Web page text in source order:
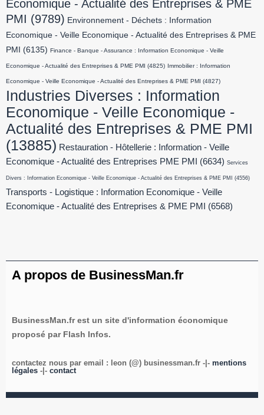
Economique - Actualité des Entreprises & PME
PMI (9789) Environnement - Déchets : Information
Economique - Veille Economique - Actualité des Entreprises & PME
PMI
(6135) Finance - Banque - Assurance : Information Economique - Veille
Economique - Actualité des Entreprises & PME PMI (4825) Immobilier : Information
Economique - Veille Economique - Actualité des Entreprises & PME PMI (4827)
Industries Diverses : Information
Economique - Veille Economique -
Actualité des Entreprises & PME PMI
(13885) Restauration - Hôtellerie : Information - Veille
Economique - Actualité des Entreprises PME PMI
(6634) Services
Divers : Information Economique - Veille Economique - Actualité des Entreprises & PME PMI (4556)
Transports - Logistique : Information Economique - Veille
Economique - Actualité des Entreprises & PME PMI
(6568)
A propos de BusinessMan.fr
BusinessMan.fr est un site d'information économique
proposé par Flash Infos.
contactez nous par email : leon (@) businessman.fr -|- mentions
légales -|- contact